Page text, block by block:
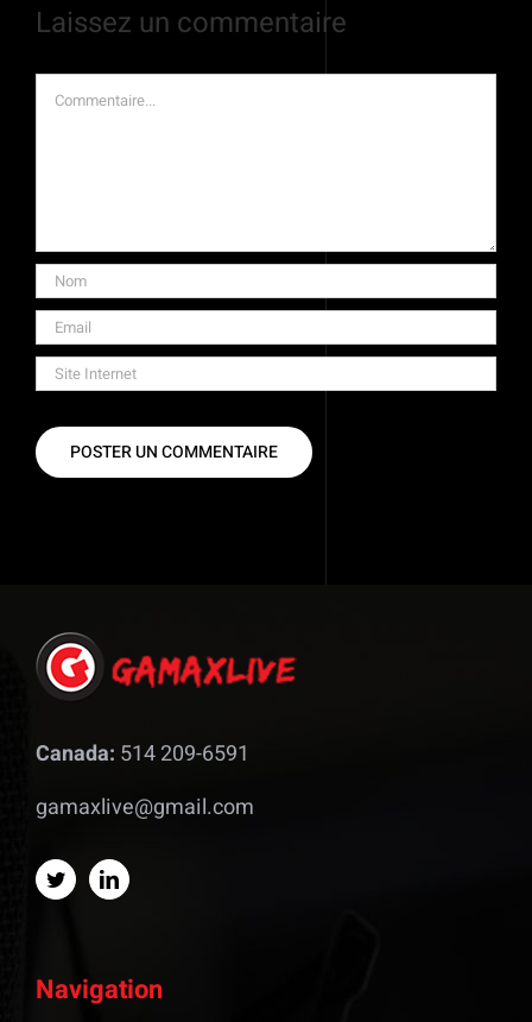
Laissez un commentaire
Commentaire
Canada: 514 209-6591
gamaxlive@gmail.com
Navigation